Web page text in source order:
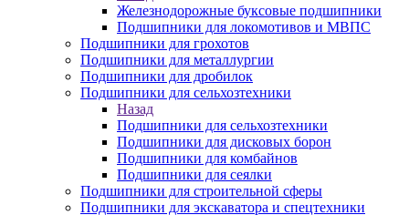
Железнодорожные буксовые подшипники
Подшипники для локомотивов и МВПС
Подшипники для грохотов
Подшипники для металлургии
Подшипники для дробилок
Подшипники для сельхозтехники
Назад
Подшипники для сельхозтехники
Подшипники для дисковых борон
Подшипники для комбайнов
Подшипники для сеялки
Подшипники для строительной сферы
Подшипники для экскаватора и спецтехники